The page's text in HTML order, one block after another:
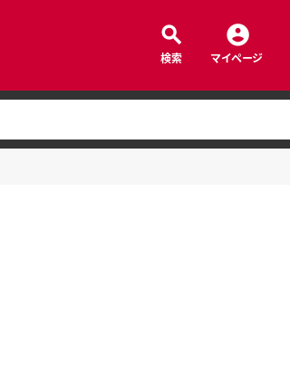
検索 マイページ